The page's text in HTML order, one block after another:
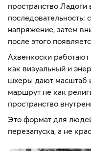
пространство
последовательность:
напряжение, затем
после этого
Ахвенкоски
как визуальный и
шхеры дают масштаб
маршрут не как
пространство
Это формат для
перезапуска, а не